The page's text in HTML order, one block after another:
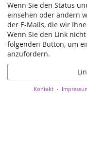
Wenn Sie den Status
einsehen oder ändern
der E-Mails, die wir
Wenn Sie den Link
folgenden Button, um
anzufordern.
Kontakt